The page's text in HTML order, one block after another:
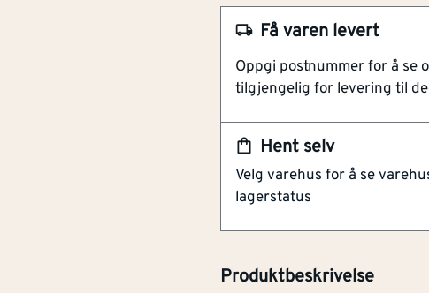
Hent selv
Velg varehus for å se
lagerstatus
Få varen levert
Oppgi postnummer for å se
tilgjengelig for levering til
Produktbeskrivelse
Enkel å påføre
Lett å renholde
Godkjent for bruk på
Osmo dekorvoks er basert på
plantevokser. Voksen
overflate som er vann-og
gulv, møbler og andre
FDV-Forvaltning, drift og